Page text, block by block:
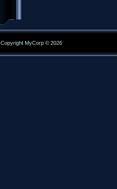
Copyright MyCorp © 2026